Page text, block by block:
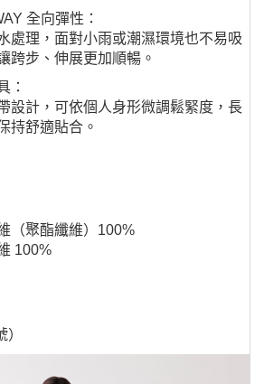
全向彈性：
處理，面對小雨或潮濕環境也不易吸
跨步、伸展更加順暢。
：
設計，可依個人身形微調鬆緊度，長
持舒適貼合。
（聚酯纖維）100%
100%